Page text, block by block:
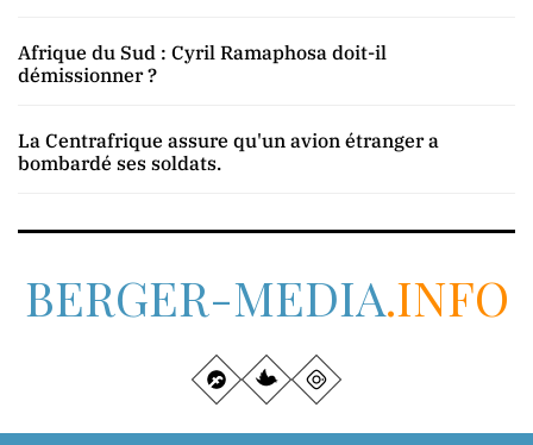
Afrique du Sud : Cyril Ramaphosa doit-il
démissionner ?
La Centrafrique assure qu'un avion étranger a
bombardé ses soldats.
BERGER-MEDIA.INFO